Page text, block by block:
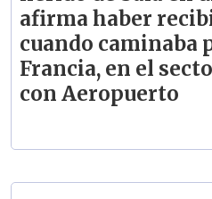
afirma haber
cuando caminaba
Francia, en el
con Aeropuerto